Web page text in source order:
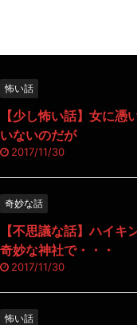
怖い話
【少し怖い話】女に憑
いないのだが
2017/11/30
奇妙な話
【不思議な話】ハイキ
奇妙な神社で・・・
2017/11/30
怖い話